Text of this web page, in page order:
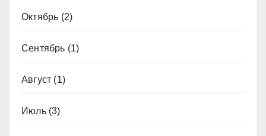
Октябрь (2)
Сентябрь (1)
Август (1)
Июль(3)